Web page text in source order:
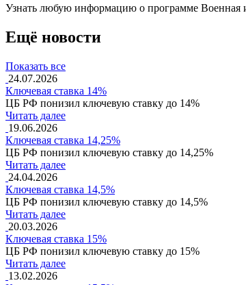
Узнать любую информацию о программе
Ещё новости
Показать все
24.07.2026
Ключевая ставка 14%
ЦБ РФ понизил ключевую ставку до 14%
Читать далее
19.06.2026
Ключевая ставка 14,25%
ЦБ РФ понизил ключевую ставку до 14,25%
Читать далее
24.04.2026
Ключевая ставка 14,5%
ЦБ РФ понизил ключевую ставку до 14,5%
Читать далее
20.03.2026
Ключевая ставка 15%
ЦБ РФ понизил ключевую ставку до 15%
Читать далее
13.02.2026